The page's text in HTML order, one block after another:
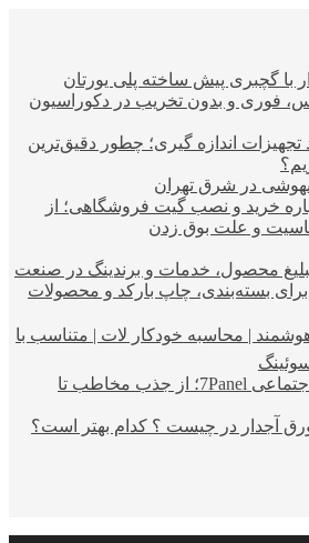
با گچبری پیش ساخته پلی یورتان
فوری و بدون تخریب در دکوراسیون
تجهیزات اندازه گیری؛ چطور دقیق‌ترین
در شرق تهران
خرید و نصب گیت فروشگاهی؛ از
و علت بوق زدن
محصول، خدمات و برندینگ در صنعت
برای بسته‌بندی، چاپ بارکد و محصولات
| محاسبه خودکار لات | متناسب با
خدمات شبکه‌های اجتماعی 7Panel؛ از جذب مخاطب تا
آجدار در چیست ؟ کدام بهتر است؟